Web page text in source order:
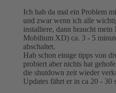
Ich hab da mal ein Problem
und zwar wenn ich alle
installiere, dann braucht
Mobilium XD) ca. 3 - 5
abschaltet.
Hab schon einige tipps von
probiert aber nichts hat
die shutdown zeit wieder
Updates fährt er in ca 20 - 30